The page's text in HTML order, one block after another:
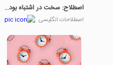
اصطلاح: سخت در اشتباه بودن
اصطلاحات انگلیسی